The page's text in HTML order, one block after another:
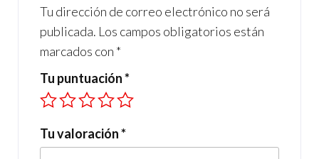
Tu dirección de correo electrónico no será
publicada. Los campos obligatorios están
marcados con *
Tu puntuación*
Tu valoración*